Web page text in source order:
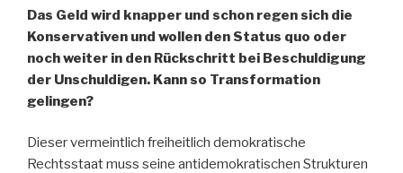
Das Geld wird knapper und schon regen sich die
Konservativen und wollen den Status quo oder
noch weiter in den Rückschritt bei Beschuldigung
der Unschuldigen. Kann so Transformation
gelingen?
Dieser vermeintlich freiheitlich demokratische
Rechtsstaat muss seine antidemokratischen Strukturen